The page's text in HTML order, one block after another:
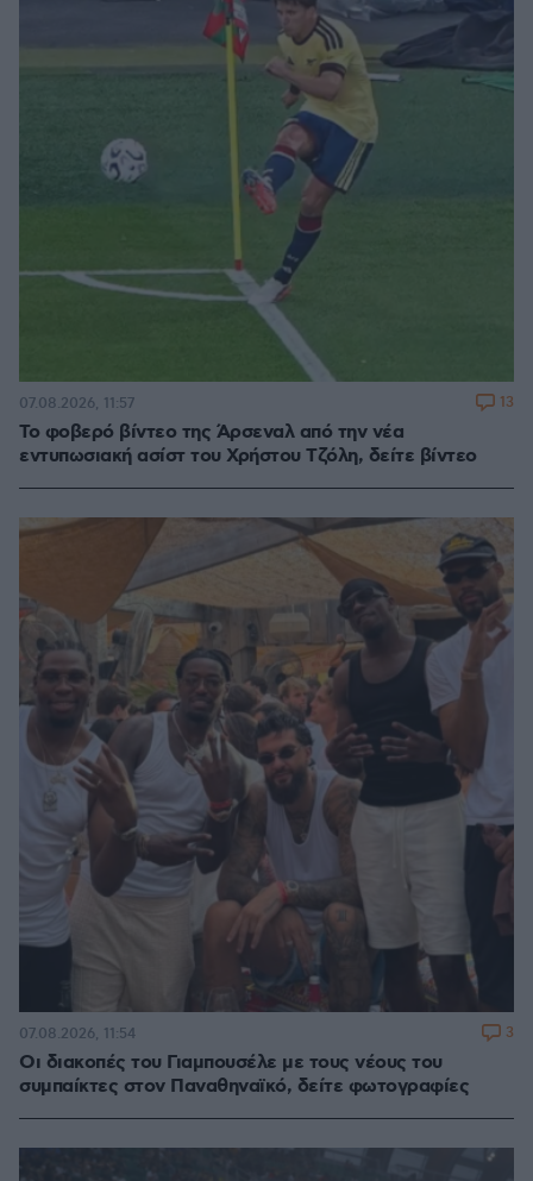
Το φοβερό βίντεο της Άρσεναλ από την νέα
εντυπωσιακή ασίστ του Χρήστου Τζόλη, δείτε βίντεο
07.08.2026, 11:57 13
Οι διακοπές του Γιαμπουσέλε με τους νέους του
συμπαίκτες στον Παναθηναϊκό, δείτε φωτογραφίες
07.08.2026, 11:54 3